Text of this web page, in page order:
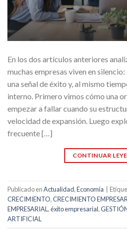
En los dos artículos anteriores
muchas empresas viven en
una señal de éxito y, al mismo
interno. Primero vimos cómo una
empezar a fallar cuando su
velocidad de expansión. Luego
frecuente […]
CONTINUAR
Publicado enActualidad,Economía
CRECIMIENTO,CRECIMIENTO
EMPRESARIAL ,éxito empresarial,
ARTIFICIAL